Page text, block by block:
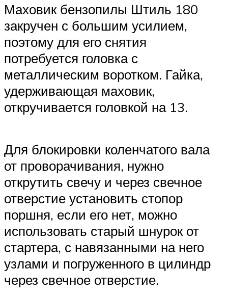
Маховик бензопилы Штиль 180
закручен с большим усилием,
поэтому для его снятия
потребуется головка с
металлическим воротком. Гайка,
удерживающая маховик,
откручивается головкой на 13.
Для блокировки коленчатого вала
от проворачивания, нужно
открутить свечу и через свечное
отверстие установить стопор
поршня, если его нет, можно
использовать старый шнурок от
стартера, с навязанными на него
узлами и погруженного в цилиндр
через свечное отверстие.